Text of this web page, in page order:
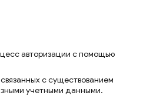
авторизации с помощью
с существованием
учетными данными.